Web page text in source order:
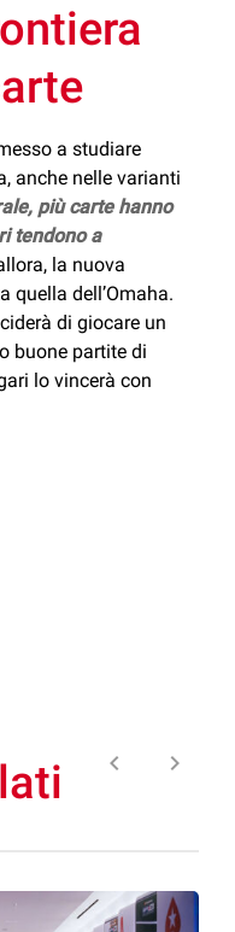
a studiare
anche nelle varianti
più carte hanno
tendono a
la nuova
quella dell’Omaha.
di giocare un
buone partite di
lo vincerà con
keyboard_arrow_left keyboard_arrow_right